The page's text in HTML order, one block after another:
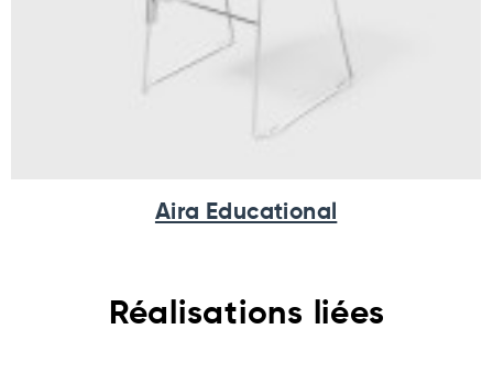
Aira Educational
Réalisations liées